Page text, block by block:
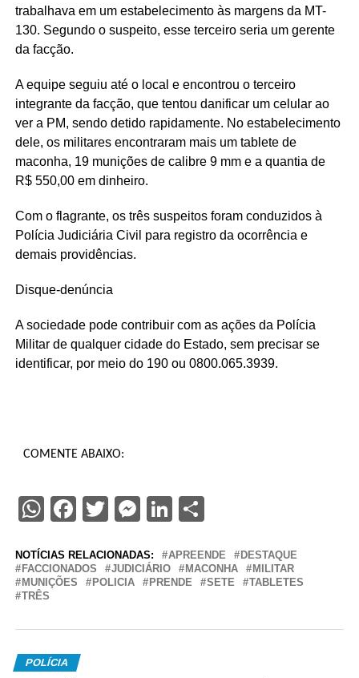
trabalhava em um estabelecimento às margens da MT-
130. Segundo o suspeito, esse terceiro seria um gerente
da facção.
A equipe seguiu até o local e encontrou o terceiro
integrante da facção, que tentou danificar um celular ao
ver a PM, sendo detido rapidamente. No estabelecimento
dele, os militares encontraram mais um tablete de
maconha, 19 munições de calibre 9 mm e a quantia de
R$ 550,00 em dinheiro.
Com o flagrante, os três suspeitos foram conduzidos à
Polícia Judiciária Civil para registro da ocorrência e
demais providências.
Disque-denúncia
A sociedade pode contribuir com as ações da Polícia
Militar de qualquer cidade do Estado, sem precisar se
identificar, por meio do 190 ou 0800.065.3939.
COMENTE ABAIXO:
WhatsApp
Facebook
Twitter
Messenger
LinkedIn
Share
NOTÍCIAS RELACIONADAS: APREENDE
DESTAQUE
FACCIONADOS
JUDICIÁRIO MACONHA
MILITAR
MUNIÇÕES
POLICIA PRENDE SETE
TABLETES
TRÊS
POLÍCIA